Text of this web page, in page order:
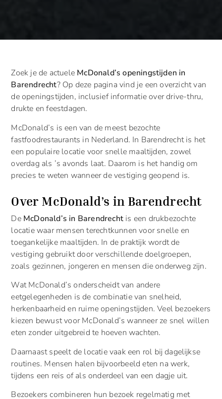
Zoek je de actuele McDonald’s openingstijden in
Barendrecht? Op deze pagina vind je een overzicht van
de openingstijden, inclusief informatie over drive-thru,
drukte en feestdagen.
McDonald’s is een van de meest bezochte
fastfoodrestaurants in Nederland. In Barendrecht is het
een populaire locatie voor snelle maaltijden, zowel
overdag als ’s avonds laat. Daarom is het handig om
precies te weten wanneer de vestiging geopend is.
Over McDonald’s in Barendrecht
De McDonald’s in Barendrecht is een drukbezochte
locatie waar mensen terechtkunnen voor snelle en
toegankelijke maaltijden. In de praktijk wordt de
vestiging gebruikt door verschillende doelgroepen,
zoals gezinnen, jongeren en mensen die onderweg zijn.
Wat McDonald’s onderscheidt van andere
eetgelegenheden is de combinatie van snelheid,
herkenbaarheid en ruime openingstijden. Veel bezoekers
kiezen bewust voor McDonald’s wanneer ze snel willen
eten zonder uitgebreid te hoeven wachten.
Daarnaast speelt de locatie vaak een rol bij dagelijkse
routines. Mensen halen bijvoorbeeld eten na werk,
tijdens een reis of als onderdeel van een dagje uit.
Bezoekers combineren hun bezoek regelmatig met